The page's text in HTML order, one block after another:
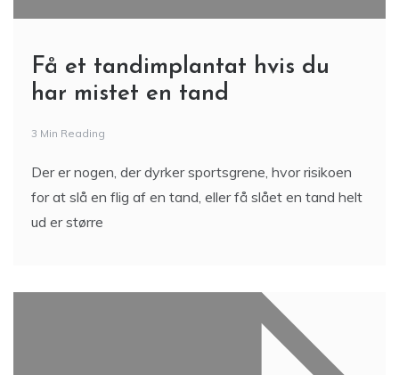
Få et tandimplantat hvis du
har mistet en tand
3 Min Reading
Der er nogen, der dyrker sportsgrene, hvor risikoen
for at slå en flig af en tand, eller få slået en tand helt
ud er større